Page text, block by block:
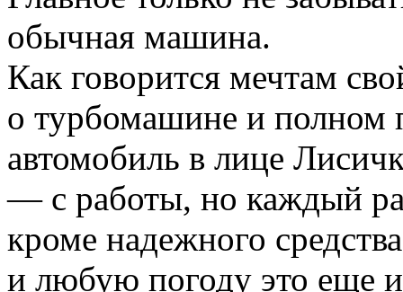
обычная машина.
Как говорится мечтам
о турбомашине и полном
автомобиль в лице
— с работы, но каждый
кроме надежного
и любую погоду это еще